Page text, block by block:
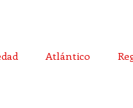
Atlántico